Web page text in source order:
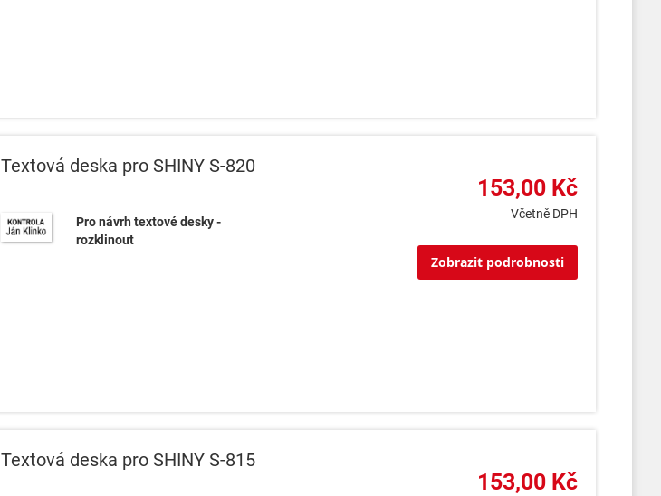
Textová deska pro SHINY S-820
Pro návrh textové desky -
rozklinout
153,00 Kč
Včetně DPH
Zobrazit podrobnosti
Textová deska pro SHINY S-815
153,00 Kč